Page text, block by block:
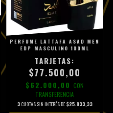
PERFUME LATTAFA ASAD MEN
EDP MASCULINO 100ML
$77.500,00
$62.000,00 CON
TRANSFERENCIA
3CUOTAS SIN INTERÉS DE $25.833,33